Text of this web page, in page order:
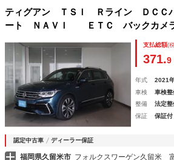
ティグアン ＴＳＩ Ｒライン ＤＣＣ
ート ＮＡＶＩ ＥＴＣ バックカメ
ト シートヒーター 認定中古車
支払総額(
371.9
年式 2021
車検
車検整
整備
法定整
保証
保証
認定中古車 ディーラー保証
福岡県久留米市 フォルクスワーゲン久留米